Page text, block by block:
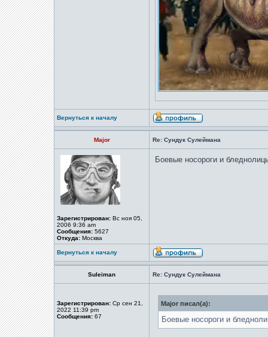
Вернуться к началу
Major Re: Сундук Сулеймана
Зарегистрирован: Вс ноя 05,
2006 9:36 am
Сообщения: 5627
Откуда: Москва
Боевые носороги и
Вернуться к началу
Suleiman Re: Сундук Сулеймана
Зарегистрирован: Ср сен 21,
2022 11:39 pm
Сообщения: 67
Major писал(а):
Боевые носороги и